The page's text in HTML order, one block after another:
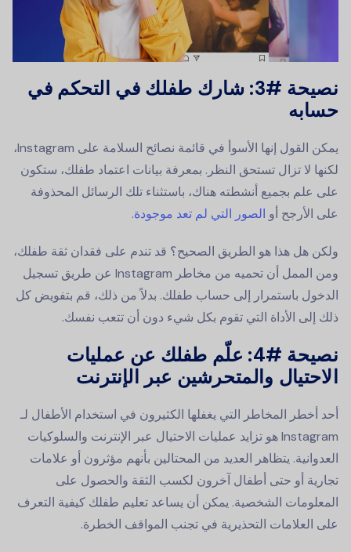
نصيحة #3: شارك طفلك في التحكم في
حسابه
يمكن القول إنها الأسوأ في قائمة نصائح السلامة على Instagram،
لكنها لا تزال تستحق النظر. بمعرفة بيانات اعتماد طفلك، ستكون
على علم بجميع أنشطته هناك، باستثناء تلك الرسائل المحذوفة
على الأرجح أو الصور التي لم تعد موجودة.
ولكن هل هذا هو الطريق الصحيح؟ قد تندم على فقدان ثقة طفلك،
ومن الممل أن تحميه من مخاطر Instagram عن طريق تسجيل
الدخول باستمرار إلى حساب طفلك. بدلاً من ذلك، قم بتفويض كل
ذلك إلى الأداة التي تقوم بكل شيء دون أن تتعب نفسك.
نصيحة #4:
علّم طفلك عن عمليات
الاحتيال والمتحرشين عبر الإنترنت
أحد أخطر المخاطر التي يغفلها الكثيرون في استخدام الأطفال لـ
Instagram هو تزايد عمليات الاحتيال عبر الإنترنت والسلوكيات
العدوانية. يتظاهر العديد من المحتالين بأنهم مؤثرون أو علامات
تجارية أو حتى أطفال آخرون لكسب الثقة والحصول على
المعلومات الشخصية. يمكن أن يساعد تعليم طفلك كيفية التعرف
على العلامات التحذيرية في تجنب المواقف الخطرة.